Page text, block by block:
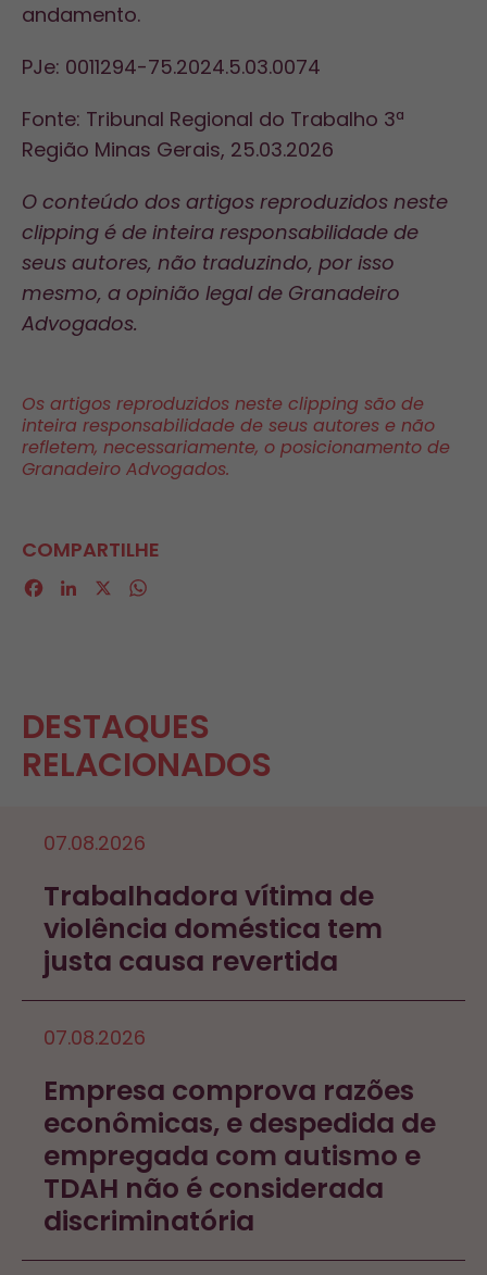
andamento.
PJe: 0011294-75.2024.5.03.0074
Fonte: Tribunal Regional do Trabalho 3ª
Região Minas Gerais, 25.03.2026
O conteúdo dos artigos reproduzidos neste
clipping é de inteira responsabilidade de
seus autores, não traduzindo, por isso
mesmo, a opinião legal de Granadeiro
Advogados.
Os artigos reproduzidos neste clipping são de
inteira responsabilidade de seus autores e não
refletem, necessariamente, o posicionamento de
Granadeiro Advogados.
COMPARTILHE
Facebook
LinkedIn
DESTAQUES
RELACIONADOS
07.08.2026
Trabalhadora vítima de
violência doméstica tem
justa causa revertida
07.08.2026
Empresa comprova razões
econômicas, e despedida de
empregada com autismo e
TDAH não é considerada
discriminatória